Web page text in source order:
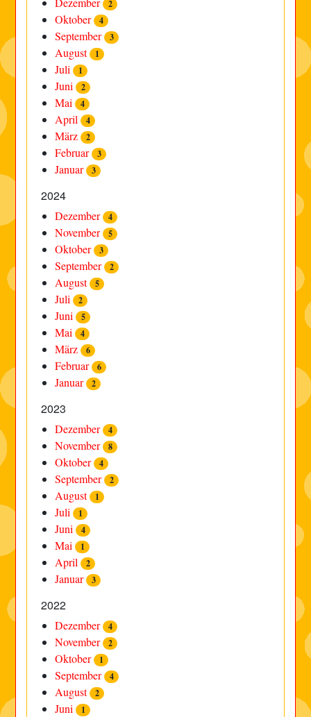
2
Oktober 4
September 3
August 1
Juli 1
Juni 2
Mai 4
April 4
März 2
Februar 3
Januar 3
2024
Dezember 4
November 5
Oktober 3
September 2
August 5
Juli 2
Juni 5
Mai 4
März 6
Februar 6
Januar 2
2023
Dezember 4
November 8
Oktober 4
September 2
August 1
Juli 1
Juni 4
Mai 1
April 2
Januar 3
2022
Dezember 4
November 2
Oktober 1
September 4
August 2
Juni 1